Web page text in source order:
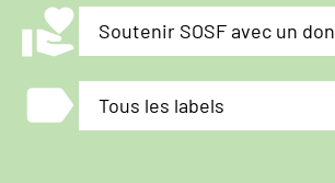
volunteer_activism Soutenir SOSF avec un don
label Tous les labels